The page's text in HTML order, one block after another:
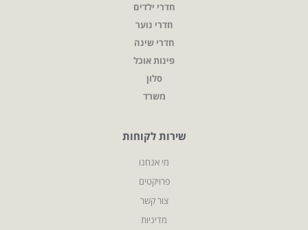
חדרי ילדים
חדרי נוער
חדרי שינה
פינות אוכל
סלון
משרד
שירות לקוחות
מי אנחנו
פרויקטים
צור קשר
מדיניות